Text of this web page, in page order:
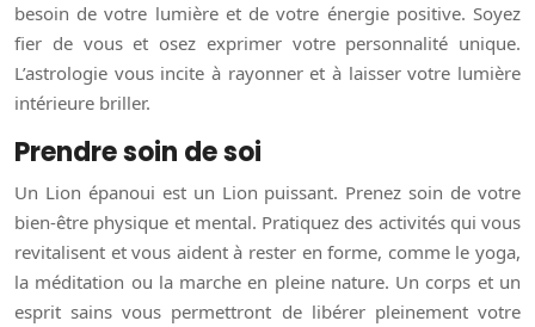
besoin de votre lumière et de votre énergie positive. Soyez
fier de vous et osez exprimer votre personnalité unique.
L’astrologie vous incite à rayonner et à laisser votre lumière
intérieure briller.
Prendre soin de soi
Un Lion épanoui est un Lion puissant. Prenez soin de votre
bien-être physique et mental. Pratiquez des activités qui vous
revitalisent et vous aident à rester en forme, comme le yoga,
la méditation ou la marche en pleine nature. Un corps et un
esprit sains vous permettront de libérer pleinement votre